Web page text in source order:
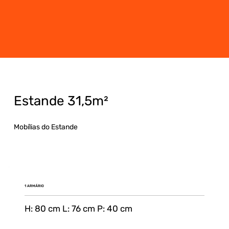
Estande 31,5m²
Mobílias do Estande
1 ARMÁRIO
H: 80 cm L: 76 cm P: 40 cm